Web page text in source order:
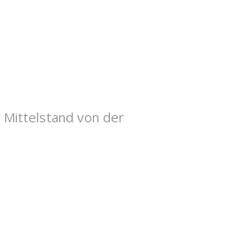
Mittelstand von der